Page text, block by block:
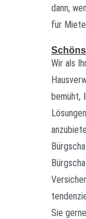
dann,
für
Wir als
bemüht,
Sie